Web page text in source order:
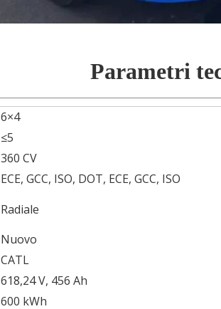
Parametri
6×4
≤5
360 CV
ECE, GCC, ISO, DOT, ECE, GCC, ISO
Radiale
Nuovo
CATL
618,24 V, 456 Ah
600 kWh